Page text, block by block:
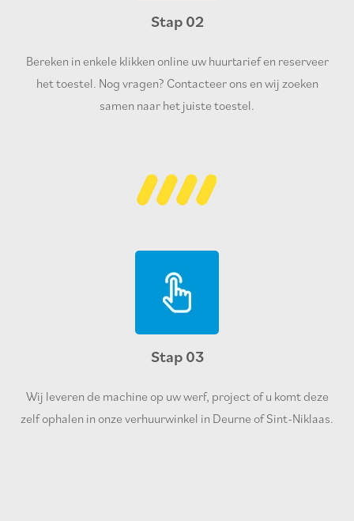
Stap 02
Bereken in enkele klikken online uw huurtarief en reserveer
het toestel. Nog vragen? Contacteer ons en wij zoeken
samen naar het juiste toestel.
Stap 03
Wij leveren de machine op uw werf, project of u komt deze
zelf ophalen in onze verhuurwinkel in Deurne of Sint-Niklaas.